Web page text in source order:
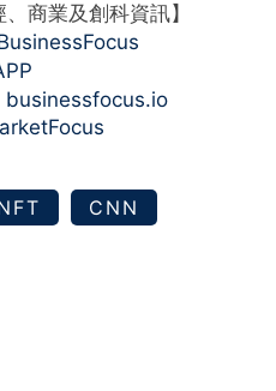
商業及創科資訊】
businessfocus.io
CNN